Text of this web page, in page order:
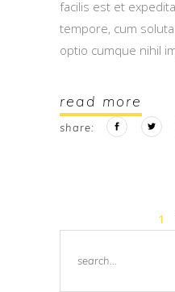
facilis est et
tempore, cum
optio cumque nihil
read more
share:
1